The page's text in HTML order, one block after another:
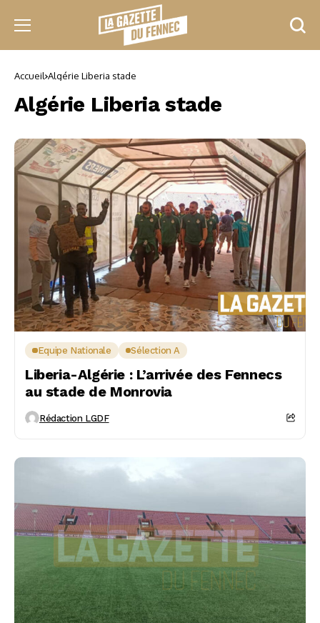
Accueil Algérie Liberia stade
Algérie Liberia stade
Equipe Nationale Sélection A
Liberia-Algérie : L’arrivée des Fennecs
au stade de Monrovia
Rédaction LGDF